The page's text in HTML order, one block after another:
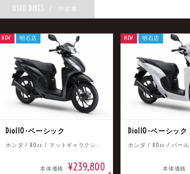
USED BIKES / 中古車
Dio110･ベーシック
ホンダ / 110cc / マットギャラクシーブラックメタリック
本体価格 ¥239,800
NEW 明石店
Dio110･ベーシック
本体価格
NEW 明石店